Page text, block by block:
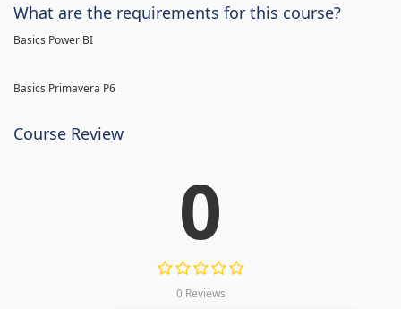
What are the requirements for this course?
Basics Power BI
Basics Primavera P6
Course Review
0
0 Reviews